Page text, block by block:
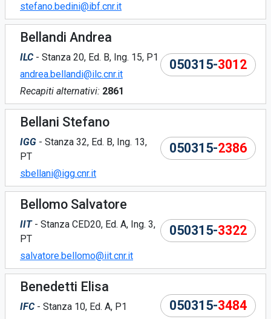
stefano.bedini@ibf.cnr.it
Bellandi Andrea
ILC- Stanza 20, Ed. B, Ing. 15, P1
andrea.bellandi@ilc.cnr.it
Recapiti alternativi: 2861
050315-3012
Bellani Stefano
IGG - Stanza 32, Ed. B, Ing. 13,
PT
sbellani@igg.cnr.it
050315-2386
Bellomo Salvatore
IIT- Stanza CED20, Ed. A, Ing. 3,
PT
salvatore.bellomo@iit.cnr.it
050315-3322
Benedetti Elisa
IFC- Stanza 10, Ed. A, P1
050315-3484